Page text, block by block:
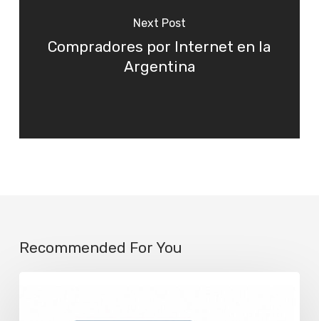
Next Post
Compradores por Internet en la
Argentina
Recommended For You